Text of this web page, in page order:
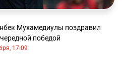
Мухамедиулы поздравил
победой
17:09